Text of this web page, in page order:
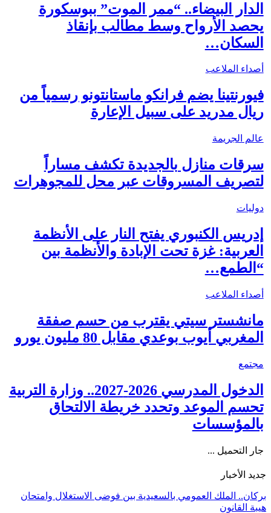
الدار البيضاء.. “ممر الموت” ببوسكورة
يحصد الأرواح وسط مطالب بإنقاذ
السكان…
أصداء الملاعب
فيورنتينا يضم فرانكو ماستانتونو رسمياً من
ريال مدريد على سبيل الإعارة
عالم الجريمة
سرقات منازل بالجديدة تكشف مساراً
لتصريف المسروقات عبر محل للمجوهرات
دوليات
إدريس الكنبوري يفتح النار على الأنظمة
العربية: غزة تحت الإبادة والأنظمة بين
“الطمع…
أصداء الملاعب
مانشستر سيتي يقترب من حسم صفقة
المغربي أيوب بوعدي مقابل 80 مليون يورو
مجتمع
الدخول المدرسي 2026-2027.. وزارة التربية
تحسم الموعد وتحدد خريطة الالتحاق
بالمؤسسات
جار التحميل ...
جديد الأخبار
بركان.. الملك العمومي بالسعيدية بين فوضى الاستغلال وامتحان
هيبة القانون